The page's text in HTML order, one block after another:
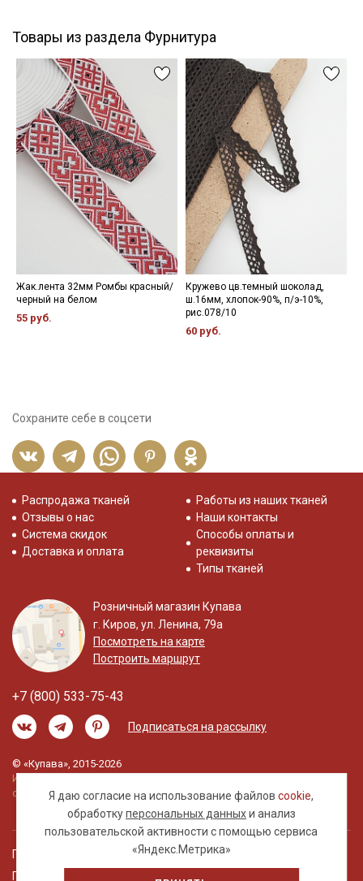
Товары из раздела Фурнитура
Жак.лента 32мм Ромбы красный/
черный на белом
55 руб.
Кружево цв.темный шоколад,
ш.16мм, хлопок-90%, п/э-10%,
рис.078/10
60 руб.
Сохраните себе в соцсети
Я даю согласие на использование файловcookie,
обработкуперсональных данныхи анализ
пользовательской активности с помощью сервиса
«Яндекс.Метрика»
Распродажа тканей
Отзывы о нас
Система скидок
Доставка и оплата
Работы из наших тканей
Наши контакты
Способы оплаты и
реквизиты
Типы тканей
Розничный магазин Купава
г. Киров, ул. Ленина, 79а
Посмотреть на карте
Построить маршрут
+7 (800) 533-75-43
Подписаться на рассылку
© «Купава», 2015-2026
Информация на сайте не является публичной
офертой.
Правовая информация
Политика обработки персональных данных